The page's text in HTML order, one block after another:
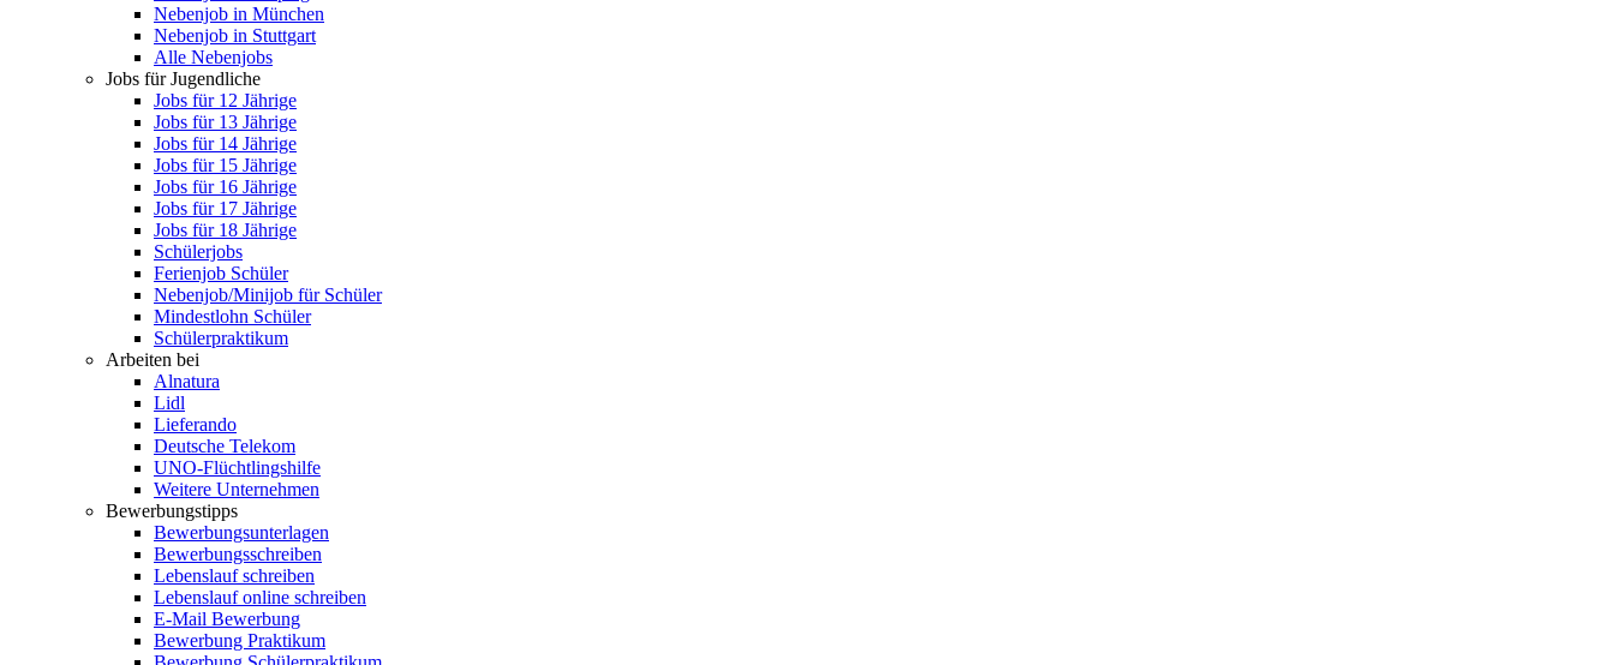
Nebenjob in München
Nebenjob in Stuttgart
Alle Nebenjobs
Jobs für Jugendliche
Jobs für 12 Jährige
Jobs für 13 Jährige
Jobs für 14 Jährige
Jobs für 15 Jährige
Jobs für 16 Jährige
Jobs für 17 Jährige
Jobs für 18 Jährige
Schülerjobs
Ferienjob Schüler
Nebenjob/Minijob für Schüler
Mindestlohn Schüler
Schülerpraktikum
Arbeiten bei
Alnatura
Lidl
Lieferando
Deutsche Telekom
UNO-Flüchtlingshilfe
Weitere Unternehmen
Bewerbungstipps
Bewerbungsunterlagen
Bewerbungsschreiben
Lebenslauf schreiben
Lebenslauf online schreiben
E-Mail Bewerbung
Bewerbung Praktikum